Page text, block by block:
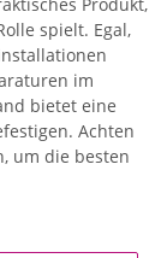
Produkt,
spielt. Egal,
im
bietet eine
Achten
um die besten